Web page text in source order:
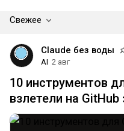
Свежее
Claude без воды
AI 2 авг
10 инструментов
взлетели на